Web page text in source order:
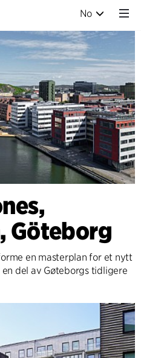
No
Göteborg
en masterplan for et nytt
del av Gøteborgs tidligere